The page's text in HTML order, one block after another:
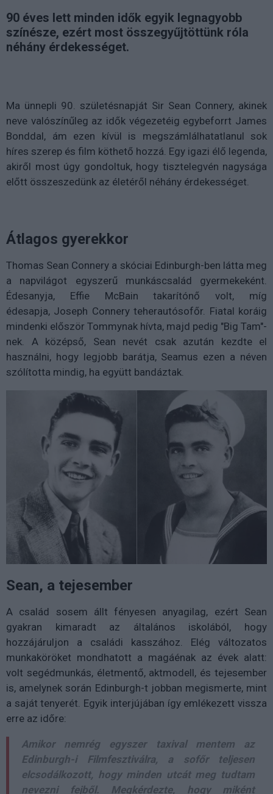
90 éves lett minden idők egyik legnagyobb
színésze, ezért most összegyűjtöttünk róla
néhány érdekességet.
Ma ünnepli 90. születésnapját Sir Sean Connery, akinek
neve valószínűleg az idők végezetéig egybeforrt James
Bonddal, ám ezen kívül is megszámlálhatatlanul sok
híres szerep és film köthető hozzá. Egy igazi élő legenda,
akiről most úgy gondoltuk, hogy tisztelegvén nagysága
előtt összeszedünk az életéről néhány érdekességet.
Átlagos gyerekkor
Thomas Sean Connery a skóciai Edinburgh-ben látta meg
a napvilágot egyszerű munkáscsalád gyermekeként.
Édesanyja, Effie McBain takarítónő volt, míg
édesapja, Joseph Connery teherautósofőr. Fiatal koráig
mindenki először Tommynak hívta, majd pedig "Big Tam"-
nek. A középső, Sean nevét csak azután kezdte el
használni, hogy legjobb barátja, Seamus ezen a néven
szólította mindig, ha együtt bandáztak.
Sean, a tejesember
A család sosem állt fényesen anyagilag, ezért Sean
gyakran kimaradt az általános iskolából, hogy
hozzájáruljon a családi kasszához. Elég változatos
munkaköröket mondhatott a magáénak az évek alatt:
volt segédmunkás, életmentő, aktmodell, és tejesember
is, amelynek során Edinburgh-t jobban megismerte, mint
a saját tenyerét. Egyik interjújában így emlékezett vissza
erre az időre:
Amikor nemrég egyszer taxival mentem az
Edinburgh-i Filmfesztiválra, a sofőr teljesen
elcsodálkozott, hogy minden utcát meg tudtam
nevezni fejből. Megkérdezte, hogy miként